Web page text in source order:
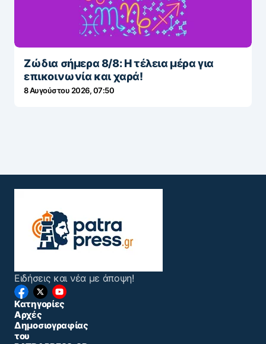
Ζώδια σήμερα 8/8: Η τέλεια μέρα για
επικοινωνία και χαρά!
8 Αυγούστου 2026, 07:50
Ειδήσεις και νέα με άποψη!
Κατηγορίες
Αρχές
Δημοσιογραφίας
του